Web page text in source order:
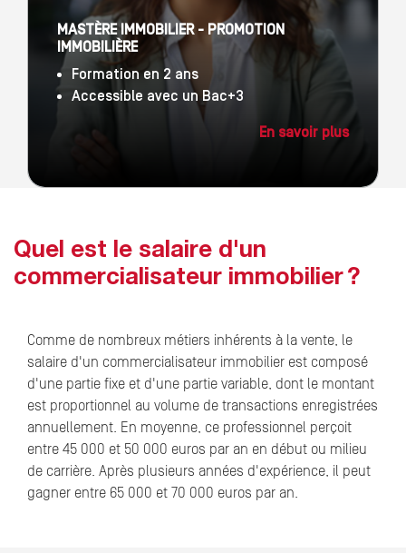
MASTÈRE IMMOBILIER - PROMOTION
IMMOBILIÈRE
Formation en 2 ans
Accessible avec un Bac+3
En savoir plus
Quel est le salaire d'un
commercialisateur immobilier ?
Comme de nombreux métiers inhérents à la vente, le
salaire d'un commercialisateur immobilier est composé
d'une partie fixe et d'une partie variable, dont le montant
est proportionnel au volume de transactions enregistrées
annuellement. En moyenne, ce professionnel perçoit
entre 45 000 et 50 000 euros par an en début ou milieu
de carrière. Après plusieurs années d'expérience, il peut
gagner entre 65 000 et 70 000 euros par an.